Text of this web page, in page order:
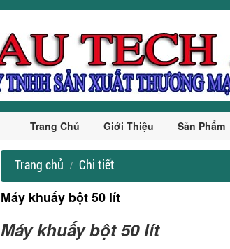
Trang Chủ Giới Thiệu Sản Phẩm
Trang chủ Chi tiết
Máy khuấy bột 50 lít
Máy khuấy bột 50 lít